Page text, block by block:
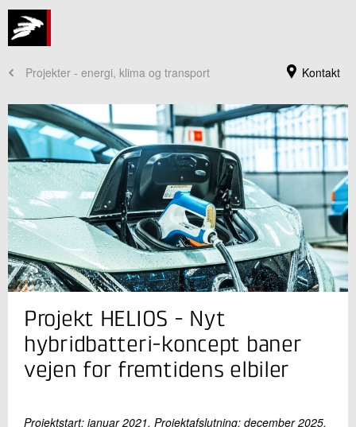
Kontakt
Projekter - energi, klima og transport
Jeg er din kontaktperson
Magnus Christensen
Seniorkonsulent
Grønne Energisystemer
+45 72 20 17 05
Send e-mail
Projekt HELIOS - Nyt
hybridbatteri-koncept baner
vejen for fremtidens elbiler
Projektstart: januar 2021. Projektafslutning: december 2025.